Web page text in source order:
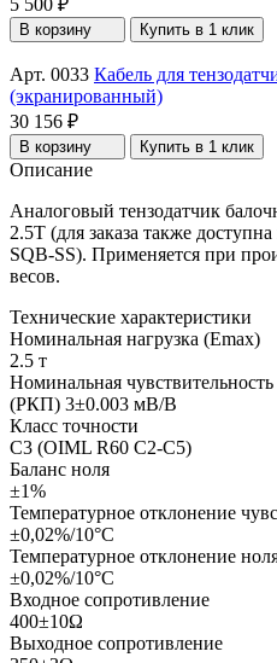
В корзину Купить в 1 клик
Арт. 0033 Кабель для
(экранированный)
30 156 ₽
В корзину Купить в 1 клик
Описание
Аналоговый тензодатчик
2.5T (для заказа также
SQB-SS). Применяется при
весов.
Технические характеристики
Номинальная нагрузка (Еmax)
2.5 т
Номинальная чувствительность
(РКП) 3±0.003 мВ/В
Класс точности
С3 (OIML R60 C2-C5)
Баланс ноля
±1%
Температурное отклонение
±0,02%/10°С
Температурное отклонение
±0,02%/10°С
Входное сопротивление
400±10Ω
Выходное сопротивление